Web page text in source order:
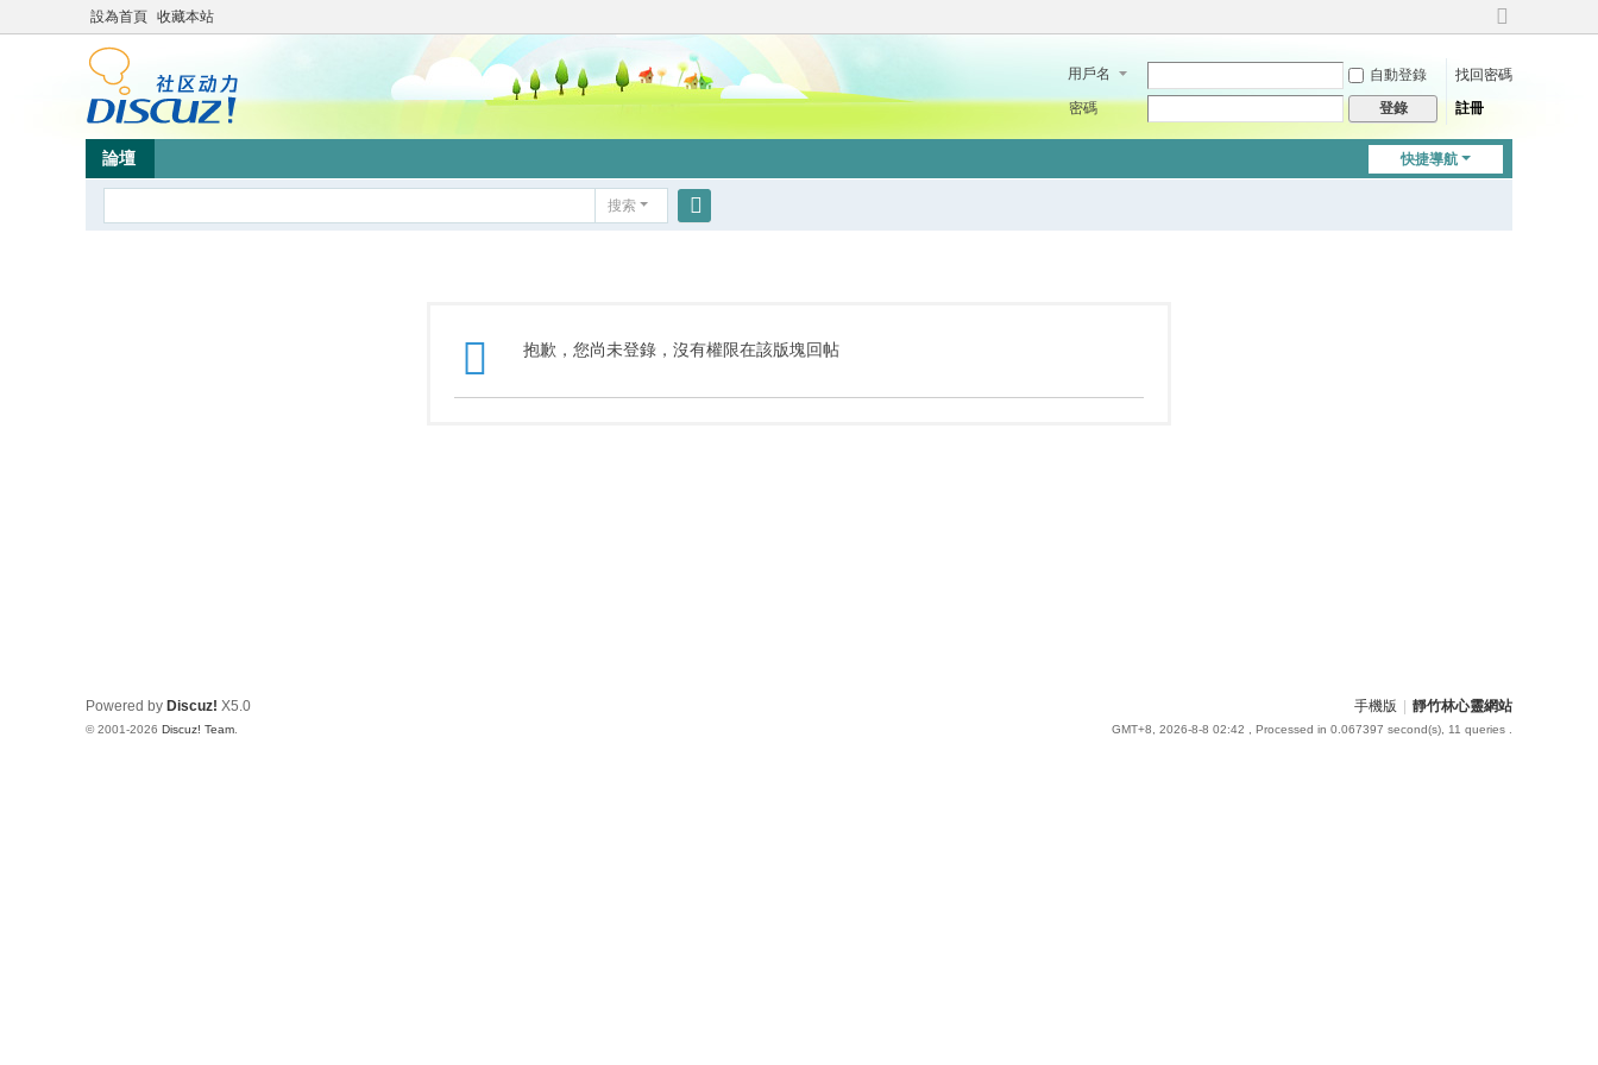
設為首頁 收藏本站
切
到
用戶名 自動登錄
找回密碼
密碼
登錄 註冊
快捷導航
論壇
搜索
抱歉，您尚未登錄，沒有權限在該版塊回帖
手機版 靜竹林心靈網站
GMT+8, 2026-8-8 02:42 , Processed in 0.067397 second(s), 11 queries .
Powered by Discuz! X5.0
© 2001-2026 Discuz! Team